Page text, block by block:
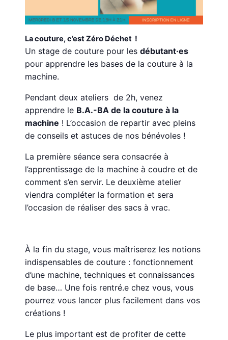
La couture, c’est Zéro Déchet !
Un stage de couture pour lesdébutant·es
pour apprendre les bases de la couture à la
machine.
Pendant deux ateliers de 2h, venez
apprendre le B.A.-BA de la couture à la
machine ! L’occasion de repartir avec pleins
de conseils et astuces de nos bénévoles !
La première séance sera consacrée à
l’apprentissage de la machine à coudre et de
comment s’en servir. Le deuxième atelier
viendra compléter la formation et sera
l’occasion de réaliser des sacs à vrac.
À la fin du stage, vous maîtriserez les notions
indispensables de couture : fonctionnement
d’une machine, techniques et connaissances
de base… Une fois rentré.e chez vous, vous
pourrez vous lancer plus facilement dans vos
créations !
Le plus important est de profiter de cette